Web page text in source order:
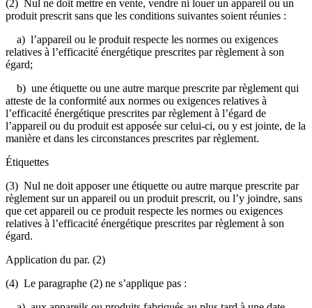
(2) Nul ne doit mettre en vente, vendre ni louer un appareil ou un
produit prescrit sans que les conditions suivantes soient réunies :
a) l’appareil ou le produit respecte les normes ou exigences
relatives à l’efficacité énergétique prescrites par règlement à son
égard;
b) une étiquette ou une autre marque prescrite par règlement qui
atteste de la conformité aux normes ou exigences relatives à
l’efficacité énergétique prescrites par règlement à l’égard de
l’appareil ou du produit est apposée sur celui-ci, ou y est jointe, de la
manière et dans les circonstances prescrites par règlement.
Étiquettes
(3) Nul ne doit apposer une étiquette ou autre marque prescrite par
règlement sur un appareil ou un produit prescrit, ou l’y joindre, sans
que cet appareil ou ce produit respecte les normes ou exigences
relatives à l’efficacité énergétique prescrites par règlement à son
égard.
Application du par. (2)
(4) Le paragraphe (2) ne s’applique pas :